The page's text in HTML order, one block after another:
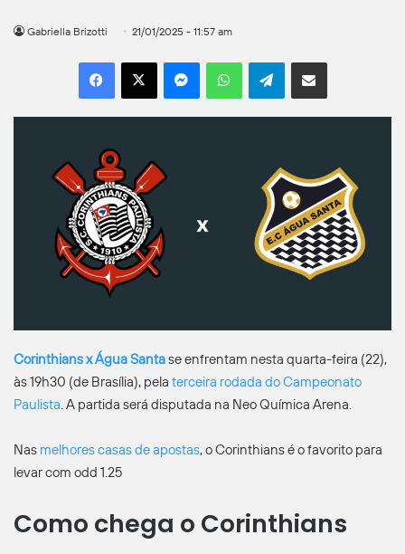
Gabriella Brizotti 21/01/2025 - 11:57 am
Facebook
X MessengerWhatsAppTelegramCompartilhar por e-mail
Corinthians x Água Santase enfrentam nesta quarta-feira (22),
às 19h30 (de Brasília), pela terceira rodada do Campeonato
Paulista. A partida será disputada na Neo Química Arena.
Nas melhores casas de apostas, o Corinthians é o favorito para
levar com odd 1.25
Como chega o Corinthians